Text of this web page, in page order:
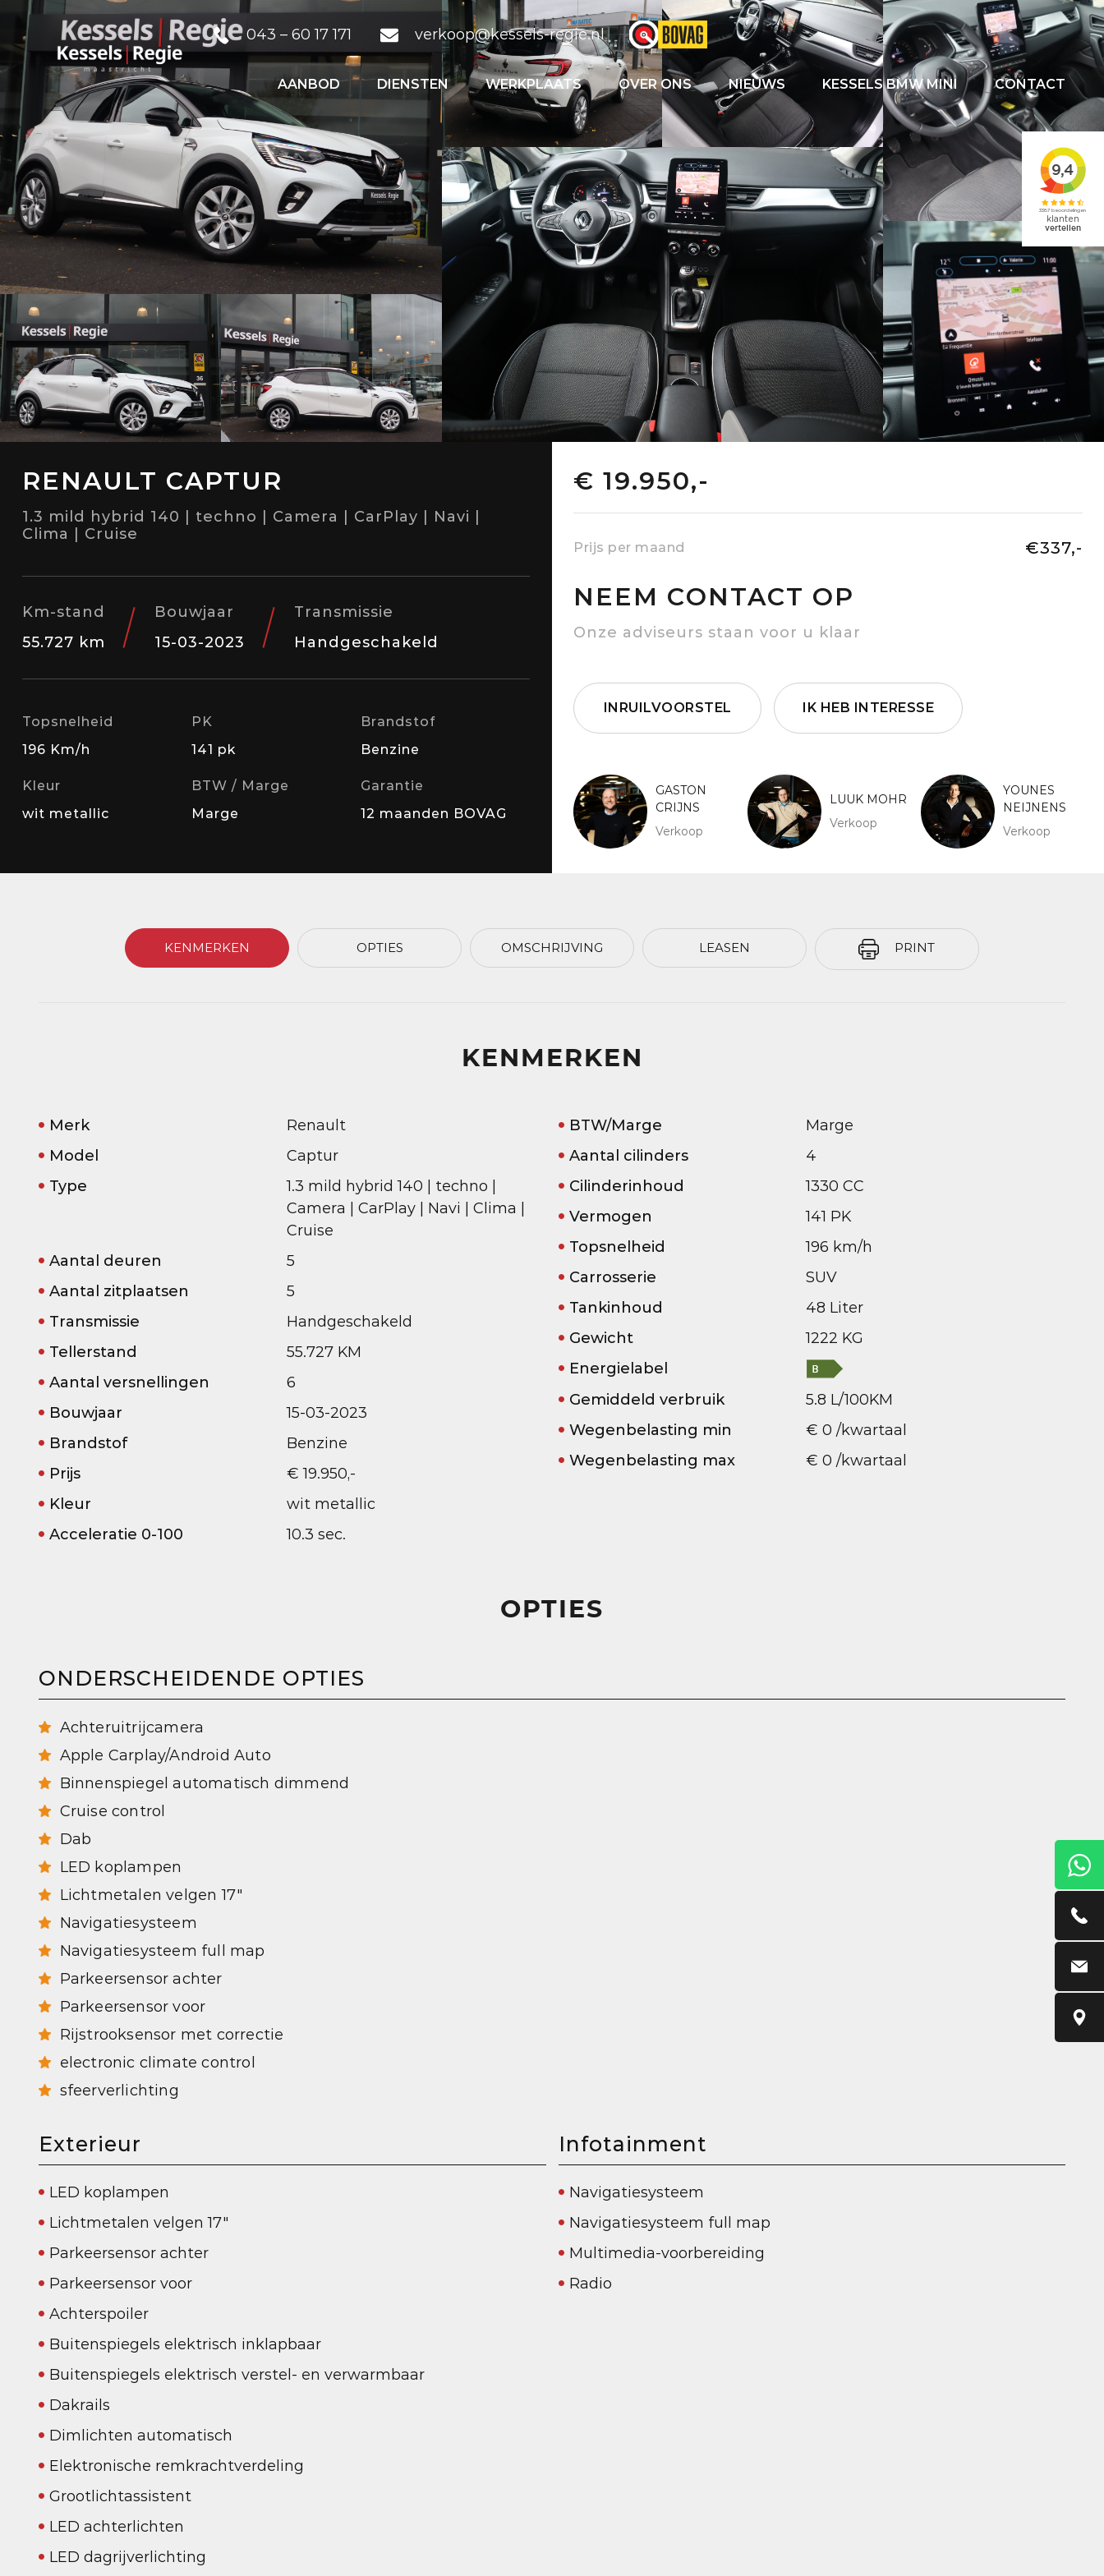
043 – 60 17 171 verkoop@kessels-regie.nl
AANBOD DIENSTEN WERKPLAATS OVER ONS NIEUWS KESSELS BMW MINI CONTACT
RENAULT CAPTUR
1.3 mild hybrid 140 | techno | Camera | CarPlay | Navi |
Clima | Cruise
Km-stand
55.727 km
Bouwjaar
15-03-2023
Transmissie
Handgeschakeld
Topsnelheid
196 Km/h
PK
141 pk
Brandstof
Benzine
Kleur
wit metallic
BTW / Marge
Marge
Garantie
12 maanden BOVAG
€ 19.950,-
Prijs per maand €337,-
NEEM CONTACT OP
Onze adviseurs staan voor u klaar
INRUILVOORSTEL IK HEB INTERESSE
GASTON
CRIJNS
Verkoop
LUUK MOHR
Verkoop
YOUNES
NEIJNENS
Verkoop
KENMERKEN OPTIES OMSCHRIJVING LEASEN PRINT
KENMERKEN
Merk
Renault
Model
Captur
Type
1.3 mild hybrid 140 | techno |
Camera | CarPlay | Navi | Clima |
Cruise
Aantal deuren
5
Aantal zitplaatsen
5
Transmissie
Handgeschakeld
Tellerstand
55.727 KM
Aantal versnellingen
6
Bouwjaar
15-03-2023
Brandstof
Benzine
Prijs
€ 19.950,-
Kleur
wit metallic
Acceleratie 0-100
10.3 sec.
BTW/Marge
Marge
Aantal cilinders
4
Cilinderinhoud
1330 CC
Vermogen
141 PK
Topsnelheid
196 km/h
Carrosserie
SUV
Tankinhoud
48 Liter
Gewicht
1222 KG
Energielabel
Gemiddeld verbruik
5.8 L/100KM
Wegenbelasting min
€ 0 /kwartaal
Wegenbelasting max
€ 0 /kwartaal
OPTIES
ONDERSCHEIDENDE OPTIES
Achteruitrijcamera
Apple Carplay/Android Auto
Binnenspiegel automatisch dimmend
Cruise control
Dab
LED koplampen
Lichtmetalen velgen 17"
Navigatiesysteem
Navigatiesysteem full map
Parkeersensor achter
Parkeersensor voor
Rijstrooksensor met correctie
electronic climate control
sfeerverlichting
Exterieur
LED koplampen
Lichtmetalen velgen 17"
Parkeersensor achter
Parkeersensor voor
Achterspoiler
Buitenspiegels elektrisch inklapbaar
Buitenspiegels elektrisch verstel- en verwarmbaar
Dakrails
Dimlichten automatisch
Elektronische remkrachtverdeling
Grootlichtassistent
LED achterlichten
LED dagrijverlichting
Infotainment
Navigatiesysteem
Navigatiesysteem full map
Multimedia-voorbereiding
Radio